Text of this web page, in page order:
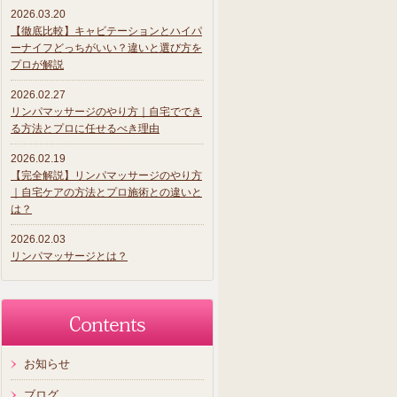
2026.03.20
【徹底比較】キャビテーションとハイパ
ーナイフどっちがいい？違いと選び方を
プロが解説
2026.02.27
リンパマッサージのやり方｜自宅ででき
る方法とプロに任せるべき理由
2026.02.19
【完全解説】リンパマッサージのやり方
｜自宅ケアの方法とプロ施術との違いと
は？
2026.02.03
リンパマッサージとは？
お知らせ